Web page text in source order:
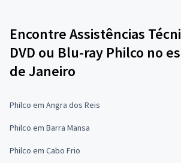
Encontre Assistências
DVD ou Blu-ray Philco no
de Janeiro
Philco em Angra dos Reis
Philco em Barra Mansa
Philco em Cabo Frio